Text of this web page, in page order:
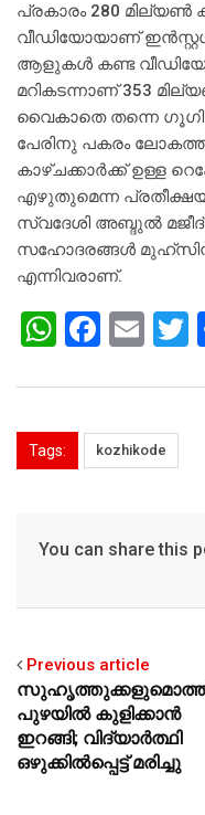
പ്രകാരം 280 മില്യണ്‍
വീഡിയോയാണ്
ആളുകള്‍ കണ്ട
മറികടന്നാണ് 353
വൈകാതെ തന്നെ
പേരിനു പകരം
കാഴ്ചക്കാര്‍ക്ക് ഉള്ള
എഴുതുമെന്ന
സ്വദേശി അബ്ദുല്‍
സഹോദരങ്ങള്‍
എന്നിവരാണ്.
W
at
s
A
p
F
c
e
b
o
E
ai
l
Tags: kozhikode
You can share this
Previous article
പുഴയില്‍ കുളിക്കാന്‍
ഇറങ്ങി; വിദ്യാര്‍ത്ഥി
ഒഴുക്കില്‍പ്പെട്ട് മരിച്ചു